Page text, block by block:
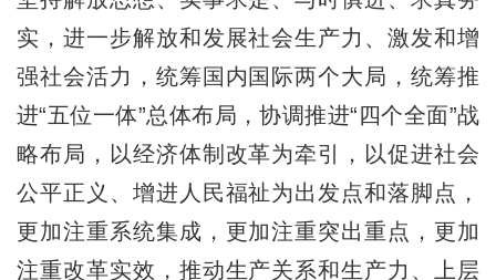
实，进一步解放和发展社会生产力、激发和增
强社会活力，统筹国内国际两个大局，统筹推
进“五位一体”总体布局，协调推进“四个全面”战
略布局，以经济体制改革为牵引，以促进社会
公平正义、增进人民福祉为出发点和落脚点，
更加注重系统集成，更加注重突出重点，更加
注重改革实效，推动生产关系和生产力、上层